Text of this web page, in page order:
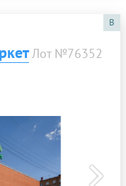
B
Лот №76352